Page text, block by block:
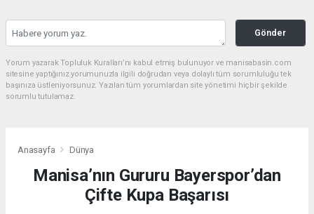
Gönder
Yorum yazarak Topluluk Kuralları’nı kabul etmiş bulunuyor ve manisabasin.com
sitesine yaptığınız yorumunuzla ilgili doğrudan veya dolaylı tüm sorumluluğu tek
başınıza üstleniyorsunuz. Yazılan tüm yorumlardan site yönetimi hiçbir şekilde
sorumlu tutulamaz.
Anasayfa Dünya
Manisa’nın Gururu Bayerspor’dan
Çifte Kupa Başarısı